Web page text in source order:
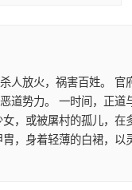
人放火，祸害百姓。
道势力。 一时间，正
，或被屠村的孤儿，
，身着轻薄的白裙，